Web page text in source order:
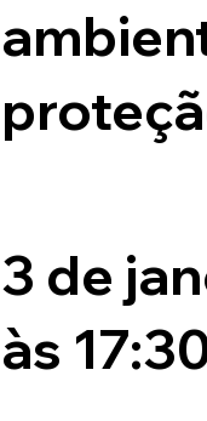
3 de
às